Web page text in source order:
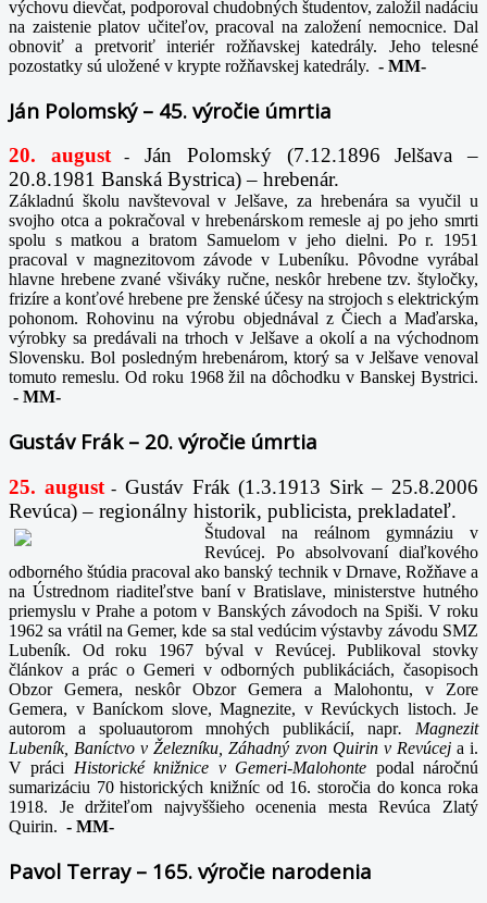
výchovu dievčat, podporoval chudobných študentov, založil nadáciu
na zaistenie platov učiteľov, pracoval na založení nemocnice. Dal
obnoviť a pretvoriť interiér rožňavskej katedrály. Jeho telesné
pozostatky sú uložené v krypte rožňavskej katedrály. - MM-
Ján Polomský – 45. výročie úmrtia
20. august-
Ján Polomský (7.12.1896 Jelšava –
20.8.1981 Banská Bystrica) – hrebenár.
Základnú školu navštevoval v Jelšave, za hrebenára sa vyučil u
svojho otca a pokračoval v hrebenárskom remesle aj po jeho smrti
spolu s matkou a bratom Samuelom v jeho dielni. Po r. 1951
pracoval v magnezitovom závode v Lubeníku. Pôvodne vyrábal
hlavne hrebene zvané všiváky ručne, neskôr hrebene tzv. štyločky,
frizíre a konťové hrebene pre ženské účesy na strojoch s elektrickým
pohonom. Rohovinu na výrobu objednával z Čiech a Maďarska,
výrobky sa predávali na trhoch v Jelšave a okolí a na východnom
Slovensku. Bol posledným hrebenárom, ktorý sa v Jelšave venoval
tomuto remeslu. Od roku 1968 žil na dôchodku v Banskej Bystrici.
- MM-
Gustáv Frák – 20. výročie úmrtia
25. august- Gustáv Frák (1.3.1913 Sirk – 25.8.2006
Revúca) – regionálny historik, publicista, prekladateľ.
Študoval na reálnom gymnáziu v
Revúcej. Po absolvovaní diaľkového
odborného štúdia pracoval ako banský technik v Drnave, Rožňave a
na Ústrednom riaditeľstve baní v Bratislave, ministerstve hutného
priemyslu v Prahe a potom v Banských závodoch na Spiši. V roku
1962 sa vrátil na Gemer, kde sa stal vedúcim výstavby závodu SMZ
Lubeník. Od roku 1967 býval v Revúcej. Publikoval stovky
článkov a prác o Gemeri v odborných publikáciách, časopisoch
Obzor Gemera, neskôr Obzor Gemera a Malohontu, v Zore
Gemera, v Baníckom slove, Magnezite, v Revúckych listoch. Je
autorom a spoluautorom mnohých publikácií, napr. Magnezit
Lubeník, Baníctvo v Železníku, Záhadný zvon Quirin v Revúcej a i.
V práci Historické knižnice v Gemeri-Malohonte podal náročnú
sumarizáciu 70 historických knižníc od 16. storočia do konca roka
1918. Je držiteľom najvyššieho ocenenia mesta Revúca Zlatý
Quirin. - MM-
Pavol Terray – 165. výročie narodenia